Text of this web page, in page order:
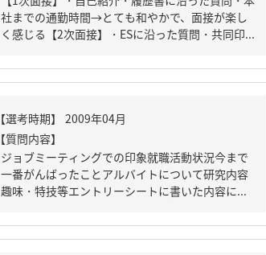
社までの通勤時間→とても和やかで、面接が楽し
く感じる【2次面接】・ESに沿った質問・共同印...
【質問内容】
ジョブミーティングでの印象就職活動状況今まで
一番がんばったことアルバイトについて研究内容
趣味・特技等エントリーシートに書いた内容に...